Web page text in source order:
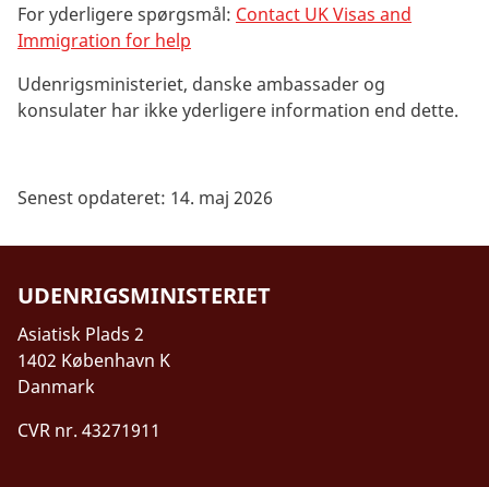
For yderligere spørgsmål: Contact UK Visas and
Immigration for help
Udenrigsministeriet, danske ambassader og
konsulater har ikke yderligere information end dette.
Senest opdateret: 14. maj 2026
UDENRIGSMINISTERIET
Asiatisk Plads 2
1402 København K
Danmark
CVR nr. 43271911